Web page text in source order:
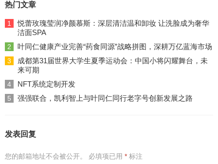
热门文章
1
悦蕾玫瑰莹润净颜慕斯：深层清洁温和卸妆 让洗脸成为奢华
洁面SPA
2 叶同仁健康产业完善“药食同源”战略拼图，深耕万亿蓝海市场
3
成都第31届世界大学生夏季运动会：中国小将闪耀舞台，未
来可期
4 NFT系统定制开发
5 强强联合，凯利智上与叶同仁同行老字号创新发展之路
发表回复
您的邮箱地址不会被公开。 必填项已用 * 标注